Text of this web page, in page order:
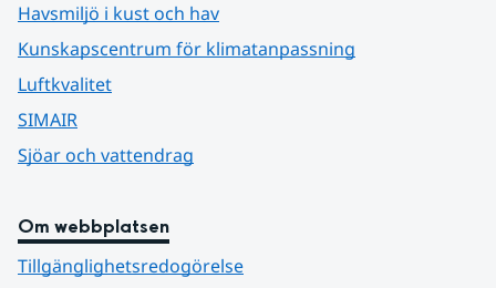
Havsmiljö i kust och hav
Kunskapscentrum för klimatanpassning
Luftkvalitet
SIMAIR
Sjöar och vattendrag
Om webbplatsen
Tillgänglighetsredogörelse